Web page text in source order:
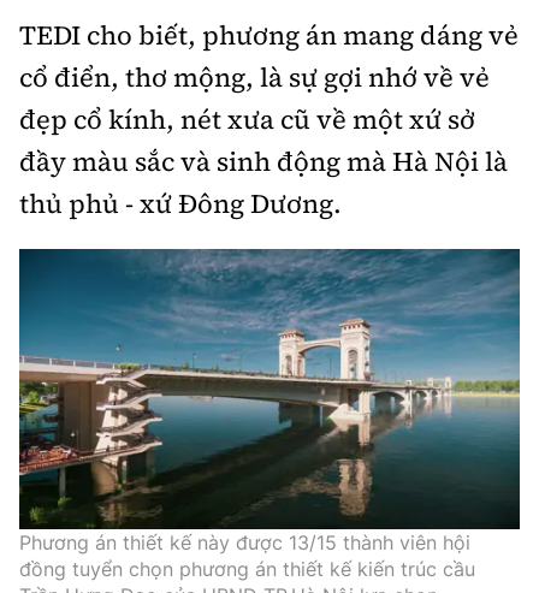
TEDI cho biết, phương án mang dáng vẻ
cổ điển, thơ mộng, là sự gợi nhớ về vẻ
đẹp cổ kính, nét xưa cũ về một xứ sở
đầy màu sắc và sinh động mà Hà Nội là
thủ phủ - xứ Đông Dương.
Phương án thiết kế này được 13/15 thành viên hội
đồng tuyển chọn phương án thiết kế kiến trúc cầu